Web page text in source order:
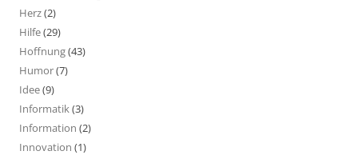
Herz(2)
Hilfe(29)
Hoffnung(43)
Humor(7)
Idee(9)
Informatik(3)
Information (2)
Innovation (1)